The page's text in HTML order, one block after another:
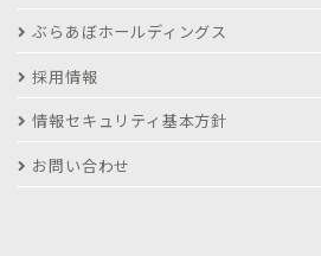
ぶらあぼホールディングス
採用情報
情報セキュリティ基本方針
お問い合わせ